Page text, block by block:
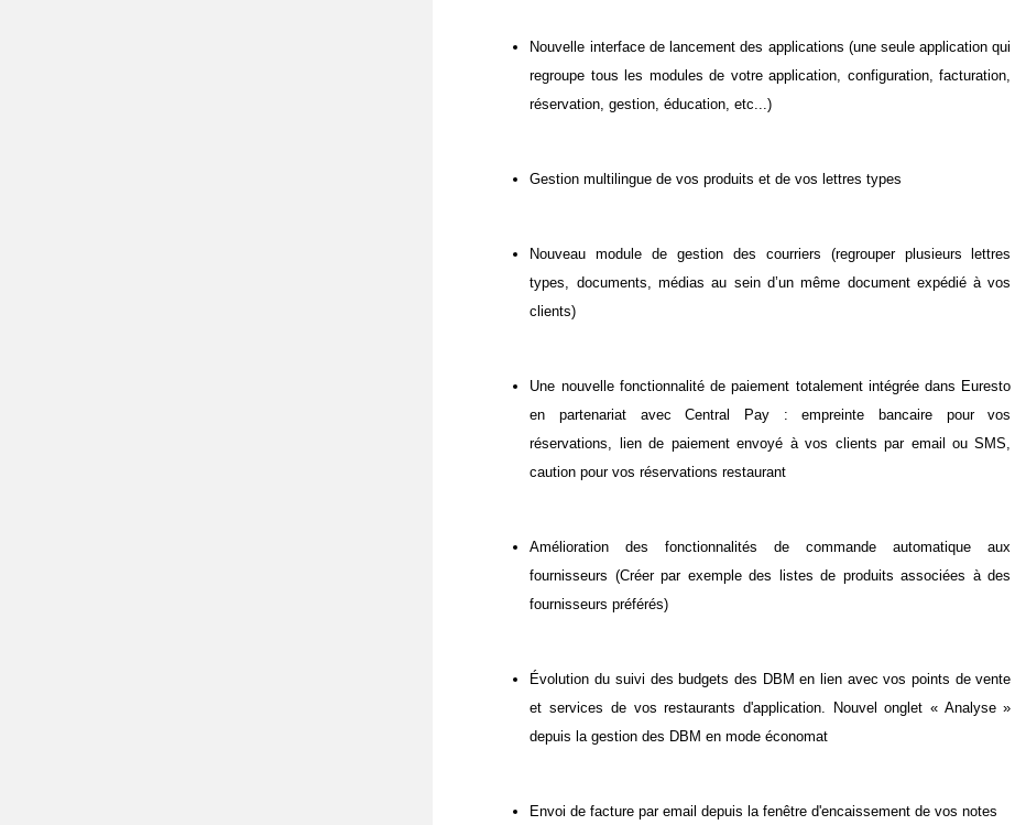
Nouvelle interface de lancement des applications (une seule application qui
regroupe tous les modules de votre application, configuration, facturation,
réservation, gestion, éducation, etc...)
Gestion multilingue de vos produits et de vos lettres types
Nouveau module de gestion des courriers (regrouper plusieurs lettres
types, documents, médias au sein d’un même document expédié à vos
clients)
Une nouvelle fonctionnalité de paiement totalement intégrée dans Euresto
en partenariat avec Central Pay : empreinte bancaire pour vos
réservations, lien de paiement envoyé à vos clients par email ou SMS,
caution pour vos réservations restaurant
Amélioration des fonctionnalités de commande automatique aux
fournisseurs (Créer par exemple des listes de produits associées à des
fournisseurs préférés)
Évolution du suivi des budgets des DBM en lien avec vos points de vente
et services de vos restaurants d'application. Nouvel onglet « Analyse »
depuis la gestion des DBM en mode économat
Envoi de facture par email depuis la fenêtre d'encaissement de vos notes